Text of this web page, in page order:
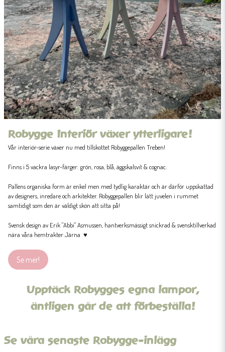
Robygge Interiör växer ytterligare!
Vår interiör-serie växer nu med tillskottet Robyggepallen Treben!
Finns i 5 vackra lasyr-färger: grön, rosa, blå, äggskalsvit & cognac.
Pallens organiska form är enkel men med tydlig karaktär och är därför uppskattad
av designers, inredare och arkitekter. Robyggepallen blir lätt juvelen i rummet
samtidigt som den är väldigt skön att sitta på!
Svensk design av Erik "Abbi" Asmussen, hantverksmässigt snickrad & svensktillverkad
nära våra hemtrakter Järna ♥
Se mer!
Upptäck Robygges egna lampor,
äntligen går de att förbeställa!
Se våra senaste Robygge-inlägg